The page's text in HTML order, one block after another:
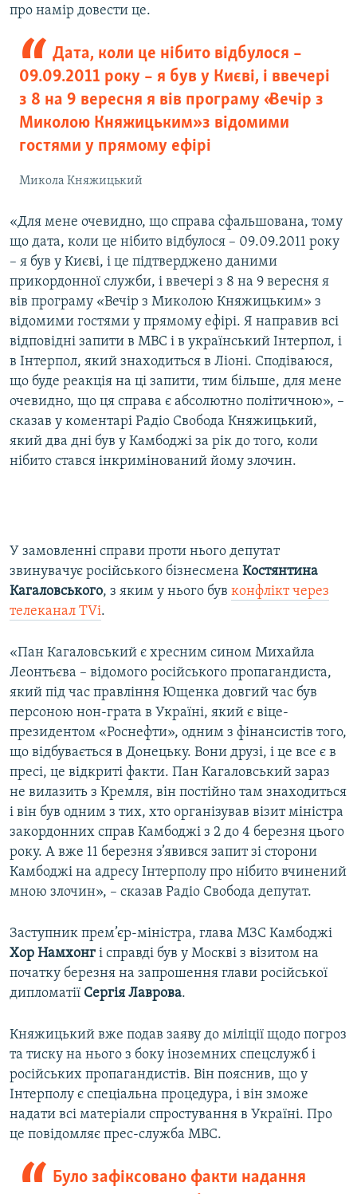
про намір довести це.
Дата, коли це нібито відбулося –
09.09.2011 року – я був у Києві, і ввечері
з 8 на 9 вересня я вів програму «Вечір з
Миколою Княжицьким» з відомими
гостями у прямому ефірі
Микола Княжицький
«Для мене очевидно, що справа сфальшована, тому
що дата, коли це нібито відбулося – 09.09.2011 року
– я був у Києві, і це підтверджено даними
прикордонної служби, і ввечері з 8 на 9 вересня я
вів програму «Вечір з Миколою Княжицьким» з
відомими гостями у прямому ефірі. Я направив всі
відповідні запити в МВС і в український Інтерпол, і
в Інтерпол, який знаходиться в Ліоні. Сподіваюся,
що буде реакція на ці запити, тим більше, для мене
очевидно, що ця справа є абсолютно політичною», –
сказав у коментарі Радіо Свобода Княжицький,
який два дні був у Камбоджі за рік до того, коли
нібито стався інкримінований йому злочин.
У замовленні справи проти нього депутат
звинувачує російського бізнесмена Костянтина
Кагаловського, з яким у нього був конфлікт через
телеканал TVi.
«Пан Кагаловський є хресним сином Михайла
Леонтьєва – відомого російського пропагандиста,
який під час правління Ющенка довгий час був
персоною нон-грата в Україні, який є віце-
президентом «Роснефти», одним з фінансистів того,
що відбувається в Донецьку. Вони друзі, і це все є в
пресі, це відкриті факти. Пан Кагаловський зараз
не вилазить з Кремля, він постійно там знаходиться
і він був одним з тих, хто організував візит міністра
закордонних справ Камбоджі з 2 до 4 березня цього
року. А вже 11 березня з’явився запит зі сторони
Камбоджі на адресу Інтерполу про нібито вчинений
мною злочин», – сказав Радіо Свобода депутат.
Заступник прем’єр-міністра, глава МЗС Камбоджі
Хор Намхонг і справді був у Москві з візитом на
початку березня на запрошення глави російської
дипломатії Сергія Лаврова.
Княжицький вже подав заяву до міліції щодо погроз
та тиску на нього з боку іноземних спецслужб і
російських пропагандистів. Він пояснив, що у
Інтерполу є спеціальна процедура, і він зможе
надати всі матеріали спростування в Україні. Про
це повідомляє прес-служба МВС.
Було зафіксовано факти надання